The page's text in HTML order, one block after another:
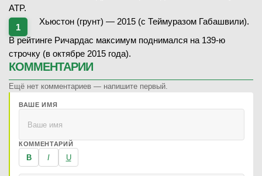
ATP.
Хьюстон (грунт) — 2015 (с Теймуразом Габашвили).
В рейтинге Ричардас максимум поднимался на 139-ю
строчку (в октябре 2015 года).
КОММЕНТАРИИ
Ещё нет комментариев — напишите первый.
ВАШЕ ИМЯ
КОММЕНТАРИЙ
B I U